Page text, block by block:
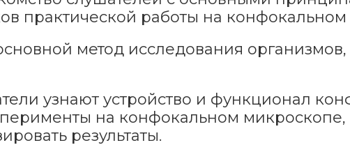
практической работы на
метод исследования организмов,
узнают устройство и функционал
на конфокальном микроскопе,
результаты.